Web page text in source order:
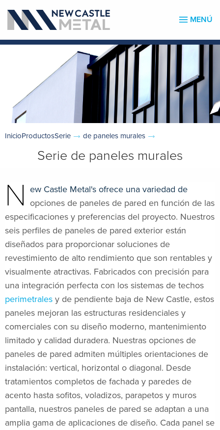
MENÚ
InicioProductosSerie de paneles murales
Serie de paneles murales
N ew Castle Metal's ofrece una variedad de
opciones de paneles de pared en función de las
especificaciones y preferencias del proyecto. Nuestros
seis perfiles de paneles de pared exterior están
diseñados para proporcionar soluciones de
revestimiento de alto rendimiento que son rentables y
visualmente atractivas. Fabricados con precisión para
una integración perfecta con los sistemas de techos
perimetrales y de pendiente baja de New Castle, estos
paneles mejoran las estructuras residenciales y
comerciales con su diseño moderno, mantenimiento
limitado y calidad duradera. Nuestras opciones de
paneles de pared admiten múltiples orientaciones de
instalación: vertical, horizontal o diagonal. Desde
tratamientos completos de fachada y paredes de
acento hasta sofitos, voladizos, parapetos y muros
pantalla, nuestros paneles de pared se adaptan a una
amplia gama de aplicaciones de diseño. Cada panel se